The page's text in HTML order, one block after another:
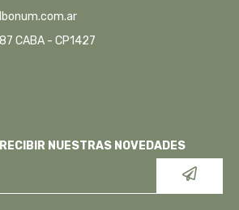
CABA - CP1427
NUESTRAS NOVEDADES